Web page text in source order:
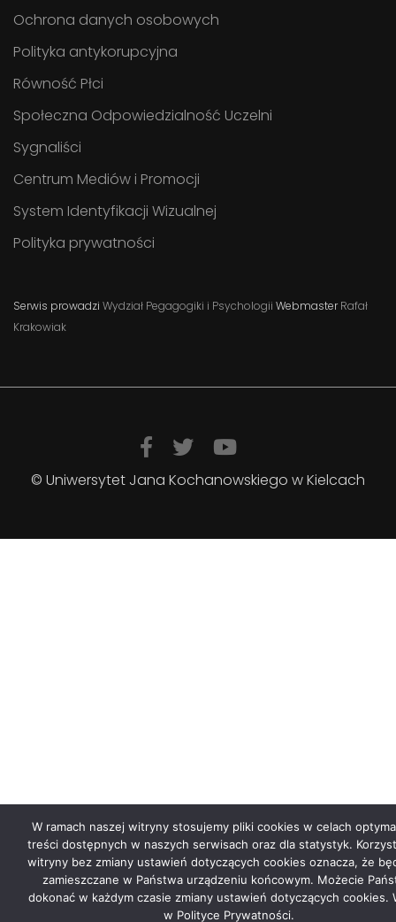
Ochrona danych osobowych
Polityka antykorupcyjna
Równość Płci
Społeczna Odpowiedzialność Uczelni
Sygnaliści
Centrum Mediów i Promocji
System Identyfikacji Wizualnej
Polityka prywatności
Serwis prowadzi Wydział Pegagogiki i Psychologii WebmasterRafał
Krakowiak
© Uniwersytet Jana Kochanowskiego w Kielcach
W ramach naszej witryny stosujemy pliki cookies w celach
treści dostępnych w naszych serwisach oraz dla statystyk.
witryny bez zmiany ustawień dotyczących cookies oznacza, że
zamieszczane w Państwa urządzeniu końcowym. Możecie
dokonać w każdym czasie zmiany ustawień dotyczących cookies.
w Polityce Prywatności.